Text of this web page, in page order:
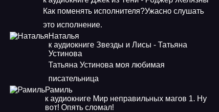
Как поменять исполнителя?Ужасно слушать
это исполнение.
Наталья
к аудиокниге Звезды и Лисы - Татьяна
Устинова
Татьяна Устинова моя любимая
писательница
Рамиль
к аудиокниге Мир неправильных магов 1. Ну
вот! Опять сломал!